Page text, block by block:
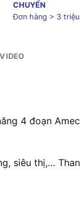
CHUYỂN
Đơn hàng > 3 triệu
VIDEO
4 đoạn
siêu thị,…